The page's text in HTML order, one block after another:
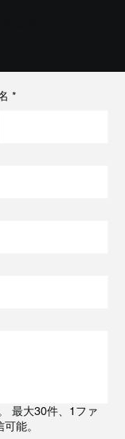
*
最大30件、1ファ
能。